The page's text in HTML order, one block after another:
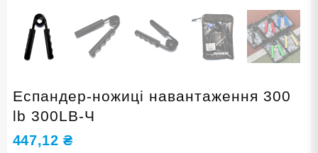
Еспандер-ножиці навантаження 300
lb 300LB-Ч
447,12₴